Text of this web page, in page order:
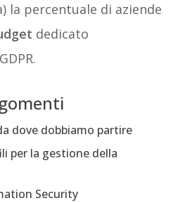
la percentuale di aziende
dedicato
dove dobbiamo partire
per la gestione della
Security